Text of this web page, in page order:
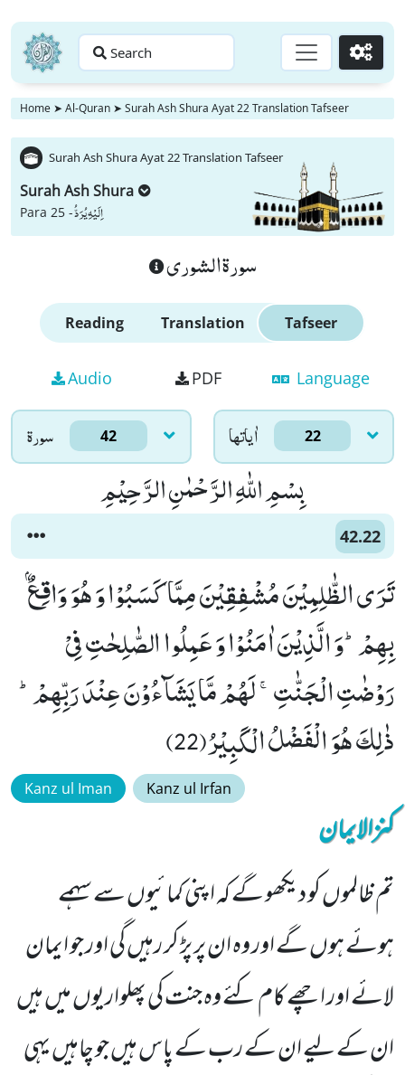
Search Go
Home ➤ Al-Quran ➤ Surah Ash Shura Ayat 22 Translation Tafseer
Surah Ash Shura Ayat 22 Translation Tafseer
Surah Ash Shura
Para 25 -اِلَیْهِ یُرَدُّ
سورة الشورى
Reading Translation Tafseer
Audio PDF Language
سورۃ 42 اٰياتها 22
بِسْمِ اللّٰهِ الرَّحْمٰنِ الرَّحِیْمِ
42.22
تَرَى الظّٰلِمِیْنَ مُشْفِقِیْنَ مِمَّا كَسَبُوْا وَ هُوَ وَاقِعٌۢ
بِهِمْؕ-وَ الَّذِیْنَ اٰمَنُوْا وَ عَمِلُوا الصّٰلِحٰتِ فِیْ
رَوْضٰتِ الْجَنّٰتِۚ- لَهُمْ مَّا یَشَآءُوْنَ عِنْدَ رَبِّهِمْؕ-
ذٰلِكَ هُوَ الْفَضْلُ الْكَبِیْرُ(22)
Kanz ul Iman Kanz ul Irfan
کنزالایمان
تم ظالموں کو دیکھو گے کہ اپنی کمائیوں سے سہمے
ہوئے ہوں گے اور وہ ان پر پڑ کر رہیں گی اور جو ایمان
لائے اور اچھے کام کئے وہ جنت کی پھلواریوں میں ہیں
ان کے لیے ان کے رب کے پاس ہیں جو چاہیں یہی